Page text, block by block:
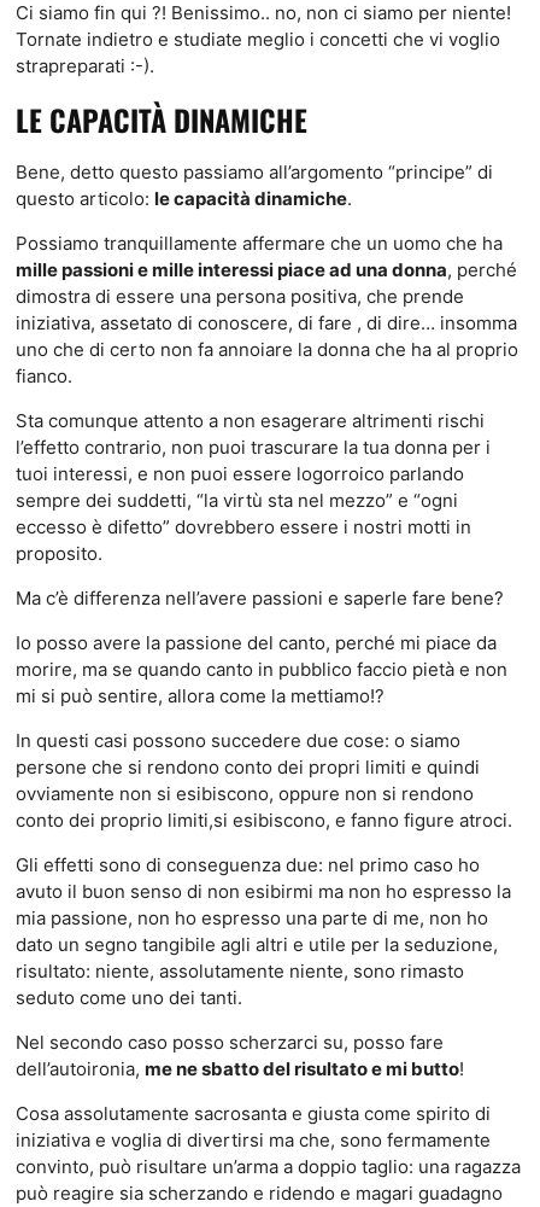
Ci siamo fin qui ?! Benissimo.. no, non ci siamo per niente!
Tornate indietro e studiate meglio i concetti che vi voglio
strapreparati :-).
LE CAPACITÀ DINAMICHE
Bene, detto questo passiamo all’argomento “principe” di
questo articolo: le capacità dinamiche.
Possiamo tranquillamente affermare che un uomo che ha
mille passioni e mille interessi piace ad una donna, perché
dimostra di essere una persona positiva, che prende
iniziativa, assetato di conoscere, di fare , di dire… insomma
uno che di certo non fa annoiare la donna che ha al proprio
fianco.
Sta comunque attento a non esagerare altrimenti rischi
l’effetto contrario, non puoi trascurare la tua donna per i
tuoi interessi, e non puoi essere logorroico parlando
sempre dei suddetti, “la virtù sta nel mezzo” e “ogni
eccesso è difetto” dovrebbero essere i nostri motti in
proposito.
Ma c’è differenza nell’avere passioni e saperle fare bene?
Io posso avere la passione del canto, perché mi piace da
morire, ma se quando canto in pubblico faccio pietà e non
mi si può sentire, allora come la mettiamo!?
In questi casi possono succedere due cose: o siamo
persone che si rendono conto dei propri limiti e quindi
ovviamente non si esibiscono, oppure non si rendono
conto dei proprio limiti,si esibiscono, e fanno figure atroci.
Gli effetti sono di conseguenza due: nel primo caso ho
avuto il buon senso di non esibirmi ma non ho espresso la
mia passione, non ho espresso una parte di me, non ho
dato un segno tangibile agli altri e utile per la seduzione,
risultato: niente, assolutamente niente, sono rimasto
seduto come uno dei tanti.
Nel secondo caso posso scherzarci su, posso fare
dell’autoironia, me ne sbatto del risultato e mi butto!
Cosa assolutamente sacrosanta e giusta come spirito di
iniziativa e voglia di divertirsi ma che, sono fermamente
convinto, può risultare un’arma a doppio taglio: una ragazza
può reagire sia scherzando e ridendo e magari guadagno